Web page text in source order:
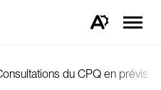
Ouvrez
d'accessibilité.
la
du CPQ en